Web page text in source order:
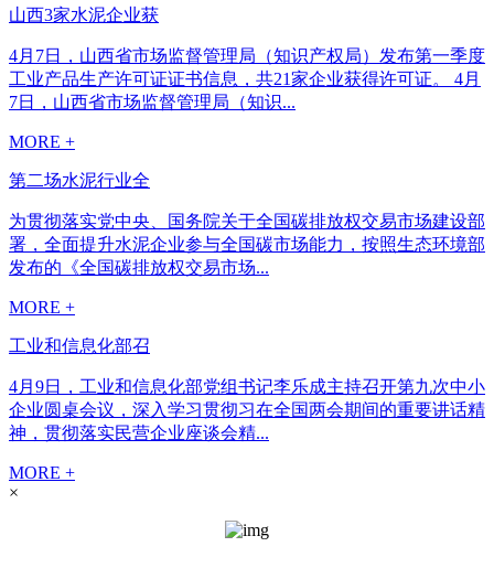
山西3家水泥企业获
4月7日，山西省市场监督管理局（知识产权局）发布第一季度
工业产品生产许可证证书信息，共21家企业获得许可证。 4月
7日，山西省市场监督管理局（知识...
MORE +
第二场水泥行业全
为贯彻落实党中央、国务院关于全国碳排放权交易市场建设部
署，全面提升水泥企业参与全国碳市场能力，按照生态环境部
发布的《全国碳排放权交易市场...
MORE +
工业和信息化部召
4月9日，工业和信息化部党组书记李乐成主持召开第九次中小
企业圆桌会议，深入学习贯彻习在全国两会期间的重要讲话精
神，贯彻落实民营企业座谈会精...
MORE +
×